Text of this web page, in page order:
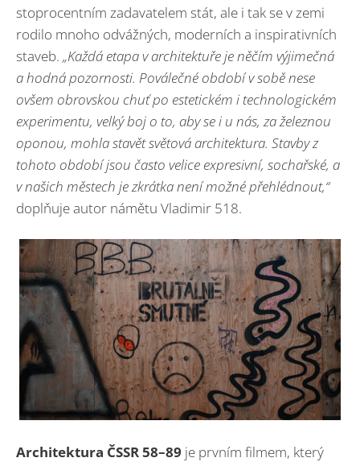
stoprocentním zadavatelem stát, ale i tak se v zemi
rodilo mnoho odvážných, moderních a inspirativních
staveb. „Každá etapa v architektuře je něčím výjimečná
a hodná pozornosti. Poválečné období v sobě nese
ovšem obrovskou chuť po estetickém i technologickém
experimentu, velký boj o to, aby se i u nás, za železnou
oponou, mohla stavět světová architektura. Stavby z
tohoto období jsou často velice expresivní, sochařské, a
v našich městech je zkrátka není možné přehlédnout,“
doplňuje autor námětu Vladimir 518.
Architektura ČSSR 58–89 je prvním filmem, který